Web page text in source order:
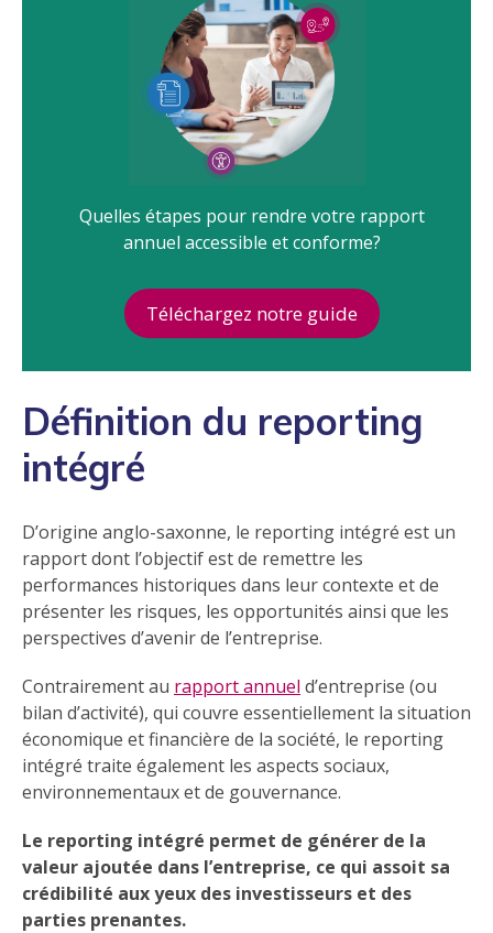
Quelles étapes pour rendre votre rapport
annuel accessible et conforme?
Téléchargez notre guide
Définition du reporting
intégré
D’origine anglo-saxonne, le reporting intégré est un
rapport dont l’objectif est de remettre les
performances historiques dans leur contexte et de
présenter les risques, les opportunités ainsi que les
perspectives d’avenir de l’entreprise.
Contrairement au rapport annuel d’entreprise (ou
bilan d’activité), qui couvre essentiellement la situation
économique et financière de la société, le reporting
intégré traite également les aspects sociaux,
environnementaux et de gouvernance.
Le reporting intégré permet de générer de la
valeur ajoutée dans l’entreprise, ce qui assoit sa
crédibilité aux yeux des investisseurs et des
parties prenantes.